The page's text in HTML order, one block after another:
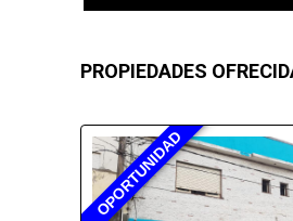
PROPIEDADES
OPORTUNIDAD